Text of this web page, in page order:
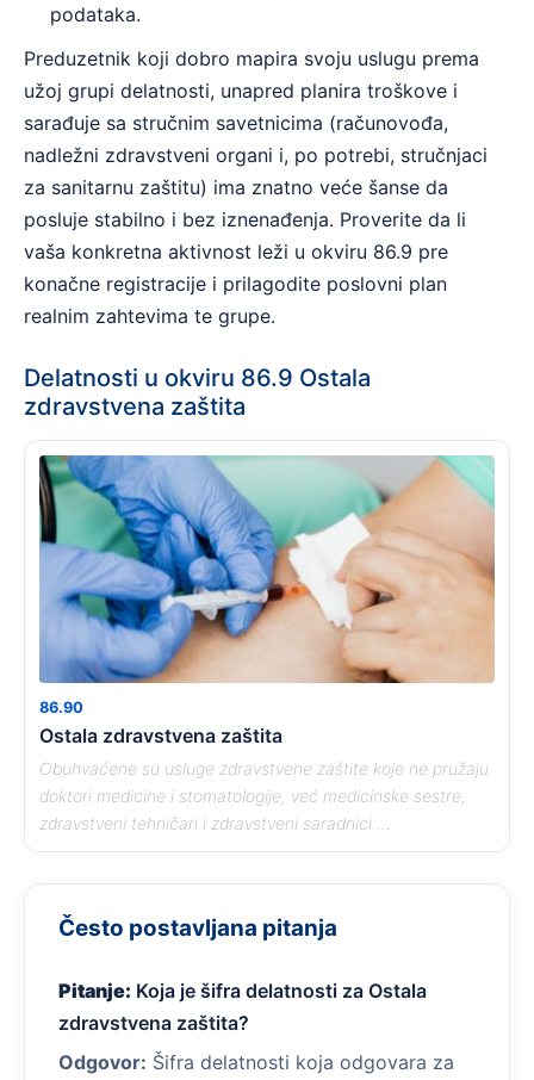
podataka.
Preduzetnik koji dobro mapira svoju uslugu prema
užoj grupi delatnosti, unapred planira troškove i
sarađuje sa stručnim savetnicima (računovođa,
nadležni zdravstveni organi i, po potrebi, stručnjaci
za sanitarnu zaštitu) ima znatno veće šanse da
posluje stabilno i bez iznenađenja. Proverite da li
vaša konkretna aktivnost leži u okviru 86.9 pre
konačne registracije i prilagodite poslovni plan
realnim zahtevima te grupe.
Delatnosti u okviru 86.9 Ostala
zdravstvena zaštita
86.90
Ostala zdravstvena zaštita
Obuhvaćene su usluge zdravstvene zaštite koje ne pružaju
doktori medicine i stomatologije, već medicinske sestre,
zdravstveni tehničari i zdravstveni saradnici ...
Često postavljana pitanja
Pitanje: Koja je šifra delatnosti za Ostala
zdravstvena zaštita?
Odgovor: Šifra delatnosti koja odgovara za